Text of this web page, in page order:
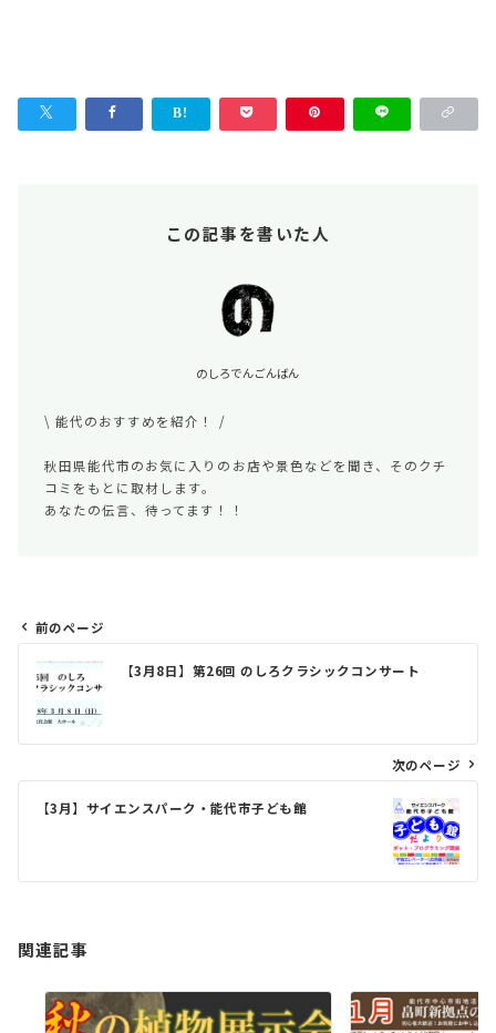
この記事を書いた人
のしろでんごんばん
\ 能代のおすすめを紹介！ /
秋田県能代市のお気に入りのお店や景色などを聞き、そのクチ
コミをもとに取材します。
あなたの伝言、待ってます！！
投
稿
ナ
前のページ
【3月8日】第26回 のしろクラシックコンサート
次のページ
【3月】サイエンスパーク・能代市子ども館
関連記事